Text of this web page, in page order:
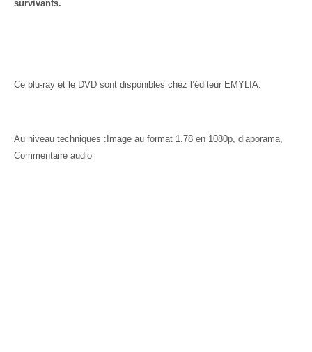
survivants.
Ce blu-ray et le DVD sont disponibles chez l’éditeur EMYLIA.
Au niveau techniques :Image au format 1.78 en 1080p, diaporama,
Commentaire audio